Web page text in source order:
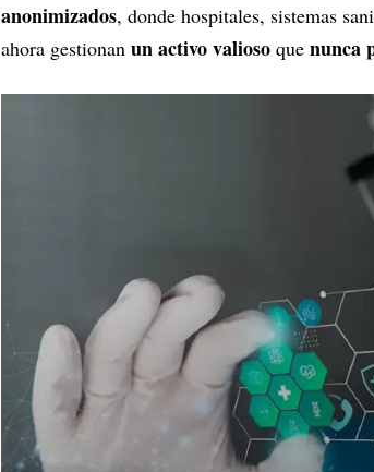
anonimizados, donde hospitales, sistemas
ahora gestionan un activo valioso que nunca